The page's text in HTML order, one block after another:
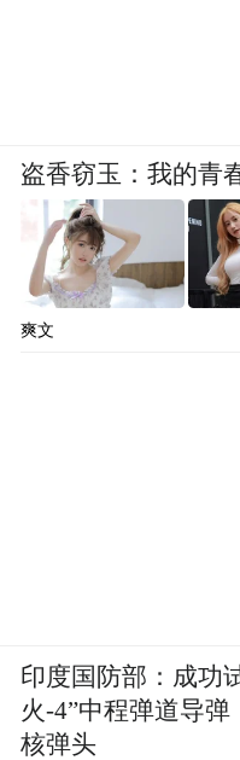
盗香窃玉：我的青
爽文
印度国防部：成功
火-4”中程弹道导弹
核弹头